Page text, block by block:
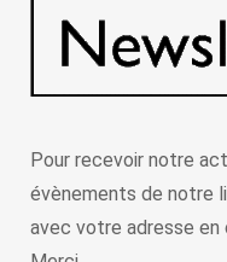
Pour recevoir notre
évènements de notre
avec votre adresse en